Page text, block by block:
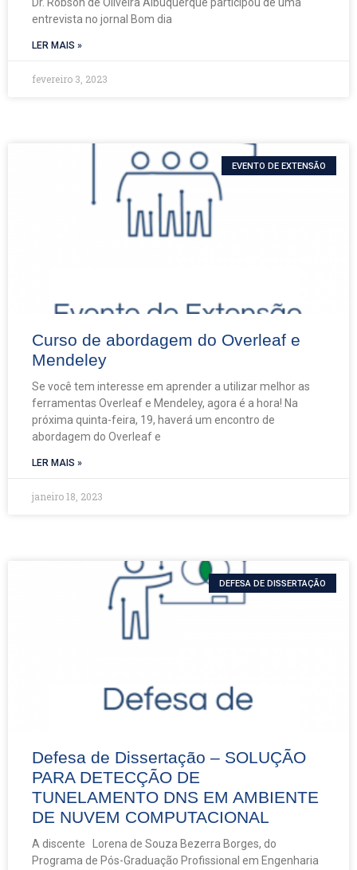
entrevista no jornal Bom dia
LER MAIS »
fevereiro 3, 2023
EVENTO DE EXTENSÃO
Curso de abordagem do Overleaf e
Mendeley
Se você tem interesse em aprender a utilizar melhor as
ferramentas Overleaf e Mendeley, agora é a hora! Na
próxima quinta-feira, 19, haverá um encontro de
abordagem do Overleaf e
LER MAIS »
janeiro 18, 2023
DEFESA DE DISSERTAÇÃO
Defesa de Dissertação – SOLUÇÃO
PARA DETECÇÃO DE
TUNELAMENTO DNS EM AMBIENTE
DE NUVEM COMPUTACIONAL
A discente Lorena de Souza Bezerra Borges, do
Programa de Pós-Graduação Profissional em Engenharia